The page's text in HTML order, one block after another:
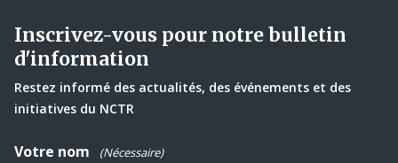
Inscrivez-vous pour notre bulletin
d'information
Restez informé des actualités, des événements et des
initiatives du NCTR
Votre nom (Nécessaire)